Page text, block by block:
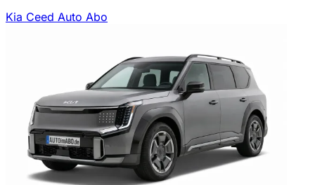
Kia Ceed Auto Abo